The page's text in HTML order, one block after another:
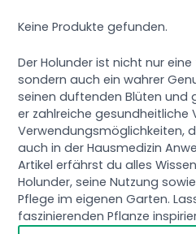
Keine Produkte gefunden.
Der Holunder ist nicht nur
sondern auch ein wahrer
seinen duftenden Blüten und
er zahlreiche gesundheitliche
Verwendungsmöglichkeiten,
auch in der Hausmedizin
Artikel erfährst du alles
Holunder, seine Nutzung
Pflege im eigenen Garten.
faszinierenden Pflanze